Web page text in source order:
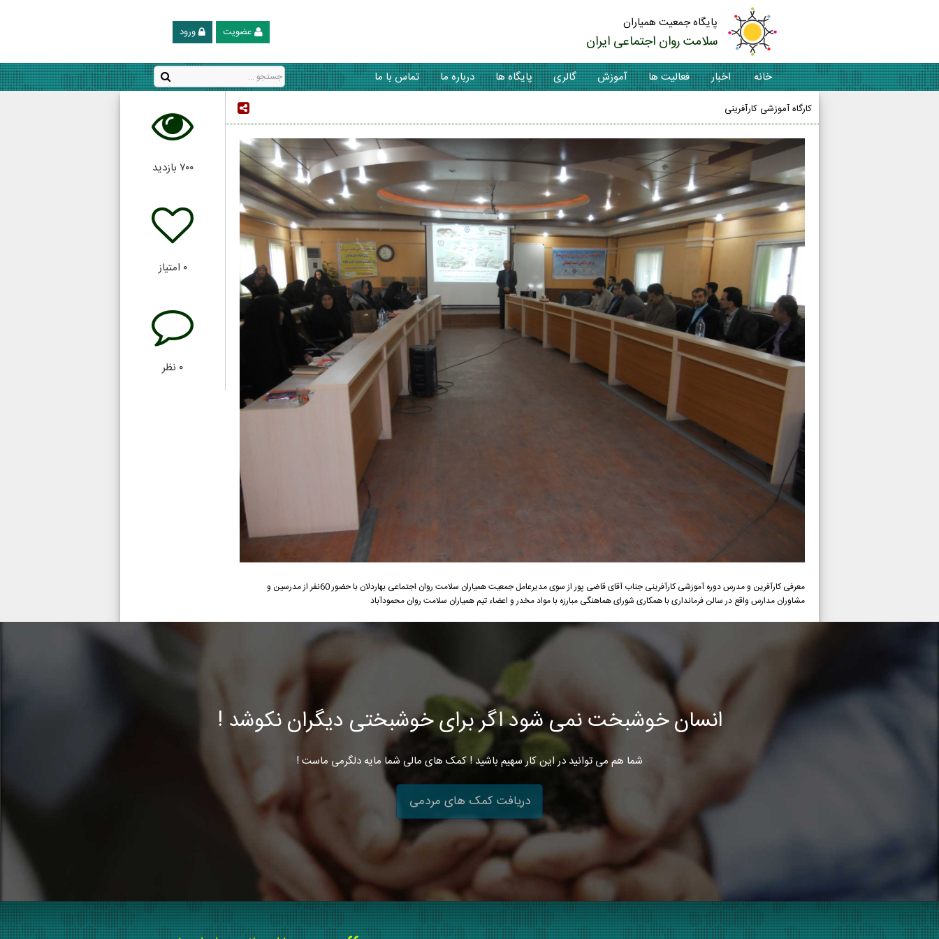
پایگاه جمعیت همیاران
سلامت روان اجتماعی ایران ورود عضویت
خانه اخبار فعالیت ها آموزش گالری پایگاه ها درباره ما تماس با ما
کارگاه آموزشی کارآفرینی
معرفی کارآفرین و مدرس دوره آموزشی کارآفرینی جناب آقای قاضی پور از سوی مدیرعامل جمعیت همیاران سلامت روان اجتماعی بهاردلان با حضور 60نفر از مدرسین و
مشاوران مدارس واقع در سالن فرمانداری با همکاری شورای هماهنگی مبارزه با مواد مخدر و اعضاء تیم همیاران سلامت روان محمودآباد
۷۰۰ بازدید
۰ امتیاز
۰ نظر
انسان خوشبخت نمی شود اگر برای خوشبختی دیگران نکوشد !
شما هم می توانید در این کار سهیم باشید ! کمک های مالی شما مایه دلگرمی ماست !
دریافت کمک های مردمی